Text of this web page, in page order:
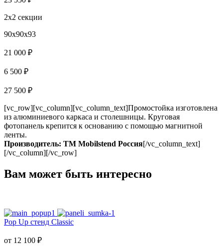
2x2 секции
90x90x93
21 000 ₽
6 500 ₽
27 500 ₽
[vc_row][vc_column][vc_column_text]Промостойка изготовлена
из алюминиевого каркаса и столешницы. Круговая
фотопанель крепится к основанию с помощью магнитной
ленты.
Производитель: TM Mobilstend Россия[/vc_column_text]
[/vc_column][/vc_row]
Вам может быть интересно
Pop Up стенд Classic
от 12 100 ₽